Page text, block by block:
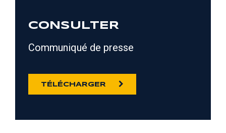
CONSULTER
Communiqué de presse
TÉLÉCHARGER